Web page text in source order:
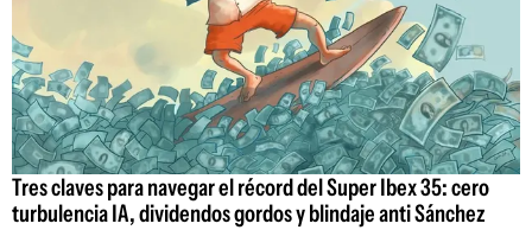
Tres claves para navegar el récord del Super Ibex 35: cero
turbulencia IA, dividendos gordos y blindaje anti Sánchez